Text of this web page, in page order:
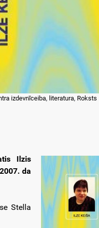
izdevnīceiba, literatura, Roksts
Ilzis
da
Stella